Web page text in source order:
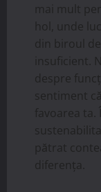
mai mult
hol, unde
din biroul
insuficient.
despre
sentiment
favoarea
pătrat
diferența.